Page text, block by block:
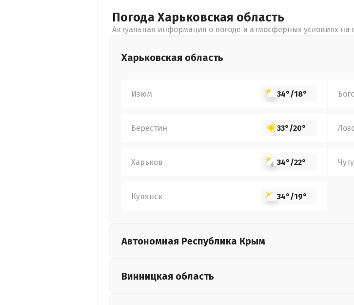
Погода Харьковская область
Актуальная информация о погоде и атмосферных условиях на
Харьковская область
Изюм 34°/18°
Берестин 33°/20°
Харьков 34°/22°
Купянск 34°/19°
Автономная Республика Крым
Винницкая область